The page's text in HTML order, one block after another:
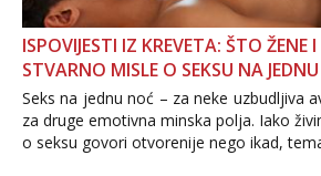
ISPOVIJESTI IZ KREVETA: ŠTO ŽENE
STVARNO MISLE O SEKSU NA
Seks na jednu noć – za neke uzbudljiva
za druge emotivna minska polja. Iako
o seksu govori otvorenije nego ikad,
dalje izaziva burne rasprave. Što